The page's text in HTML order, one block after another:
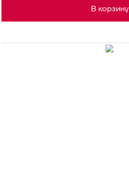
В корзину